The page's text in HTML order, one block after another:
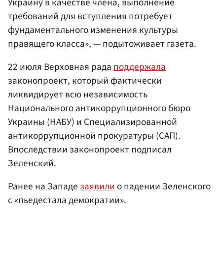
требований для вступления потребует
фундаментального изменения культуры
правящего класса», — подытоживает газета.
22 июля Верховная радаподдержала
законопроект, который фактически
ликвидирует всю независимость
Национального антикоррупционного бюро
Украины (НАБУ) и Специализированной
антикоррупционной прокуратуры (САП).
Впоследствии законопроект подписал
Зеленский.
Ранее на Западезаявилио падении Зеленского
с «пьедестала демократии».